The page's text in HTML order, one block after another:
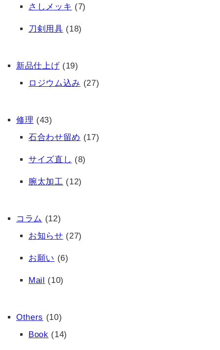
さしメッキ (7)
刀剣用具 (18)
新品仕上げ (19)
ロジウム込み (27)
修理 (43)
石合わせ留め (17)
サイズ直し (8)
腕太加工 (12)
コラム (12)
お知らせ (27)
お願い (6)
Mail (10)
Others (10)
Book (14)